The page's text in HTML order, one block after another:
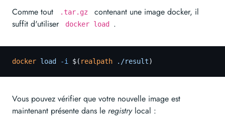
Comme tout .tar.gz
contenant une image docker, il
suffit d'utiliser
docker load .
docker load -i $( realpath ./result)
Vous pouvez vérifier que votre nouvelle image est
maintenant présente dans le registrylocal :